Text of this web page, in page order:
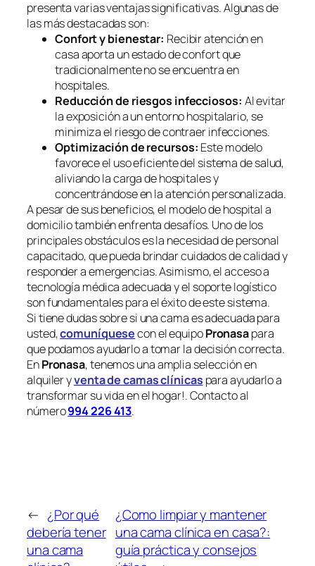
presenta varias ventajas significativas. Algunas de
las más destacadas son:
Confort y bienestar: Recibir atención en
casa aporta un estado de confort que
tradicionalmente no se encuentra en
hospitales.
Reducción de riesgos infecciosos: Al evitar
la exposición a un entorno hospitalario, se
minimiza el riesgo de contraer infecciones.
Optimización de recursos: Este modelo
favorece el uso eficiente del sistema de salud,
aliviando la carga de hospitales y
concentrándose en la atención personalizada.
A pesar de sus beneficios, el modelo de hospital a
domicilio también enfrenta desafíos. Uno de los
principales obstáculos es la necesidad de personal
capacitado, que pueda brindar cuidados de calidad y
responder a emergencias. Asimismo, el acceso a
tecnología médica adecuada y el soporte logístico
son fundamentales para el éxito de este sistema.
Si tiene dudas sobre si una cama es adecuada para
usted,comuníquesecon el equipoPronasapara
que podamos ayudarlo a tomar la decisión correcta.
EnPronasa, tenemos una amplia selección en
alquiler yventa de camas clínicas para ayudarlo a
transformar su vida en el hogar!. Contacto al
número994 226 413.
← ¿Por qué
debería tener
una cama
¿Como limpiar y mantener
una cama clínica en casa?:
guía práctica y consejos